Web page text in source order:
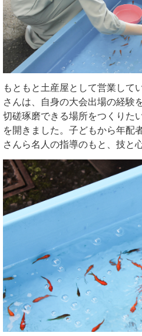
もともと土産屋として営業して
さんは、自身の大会出場の経験
切磋琢磨できる場所をつくりた
を開きました。子どもから年配
さんら名人の指導のもと、技と